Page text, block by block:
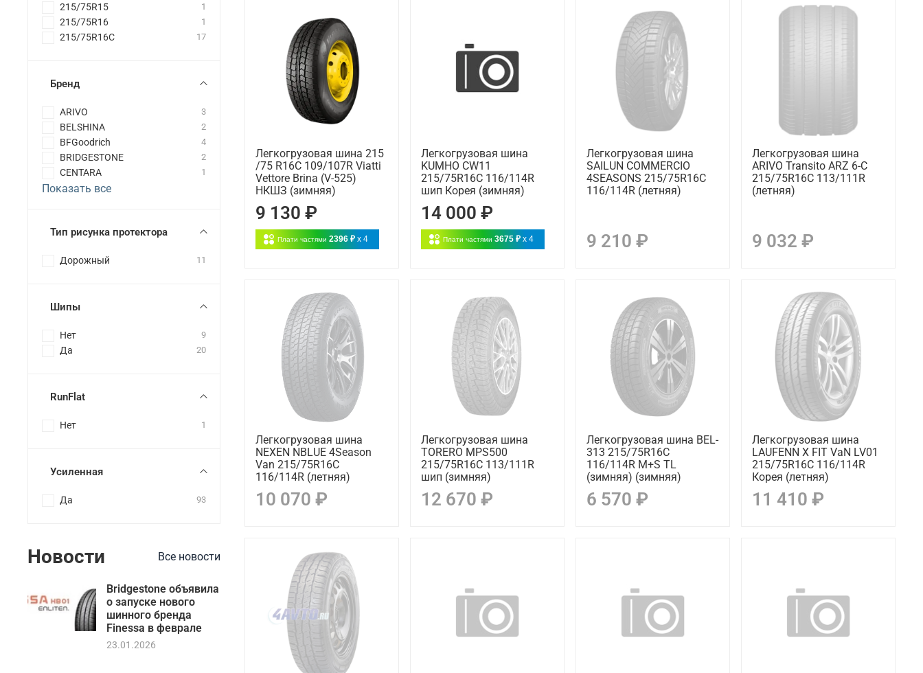
Легкогрузовая шина 215
/75 R16C 109/107R Viatti
Vettore Brina (V-525)
НКШЗ (зимняя)
9 130 ₽
Плати частями 2396 ₽ x 4
Легкогрузовая шина
KUMHO CW11
215/75R16C 116/114R
шип Корея (зимняя)
14 000 ₽
Плати частями 3675 ₽ x 4
Легкогрузовая шина
SAILUN COMMERCIO
4SEASONS 215/75R16C
116/114R (летняя)
9 210 ₽
Легкогрузовая шина
ARIVO Transito ARZ 6-C
215/75R16C 113/111R
(летняя)
9 032 ₽
Легкогрузовая шина
NEXEN NBLUE 4Season
Van 215/75R16C
116/114R (летняя)
10 070 ₽
Легкогрузовая шина
TORERO MPS500
215/75R16C 113/111R
шип (зимняя)
12 670 ₽
Легкогрузовая шина BEL-
313 215/75R16C
116/114R M+S ТL
(зимняя) (зимняя)
6 570 ₽
Легкогрузовая шина
LAUFENN X FIT VaN LV01
215/75R16C 116/114R
Корея (летняя)
11 410 ₽
215/75R15 1
215/75R16 1
215/75R16C 17
Бренд
ARIVO 3
BELSHINA 2
BFGoodrich 4
BRIDGESTONE 2
CENTARA 1
Показать все
Тип рисунка протектора
Дорожный 11
Шипы
Нет 9
Да 20
RunFlat
Нет 1
Усиленная
Да 93
Новости Все новости
Bridgestone объявила
о запуске нового
шинного бренда
Finessa в феврале
23.01.2026